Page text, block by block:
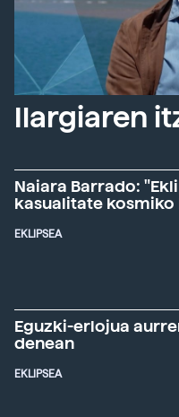
Ilargiaren
Naiara Barrado:
kasualitate kosmiko
EKLIPSEA
Eguzki-erlojua
denean
EKLIPSEA